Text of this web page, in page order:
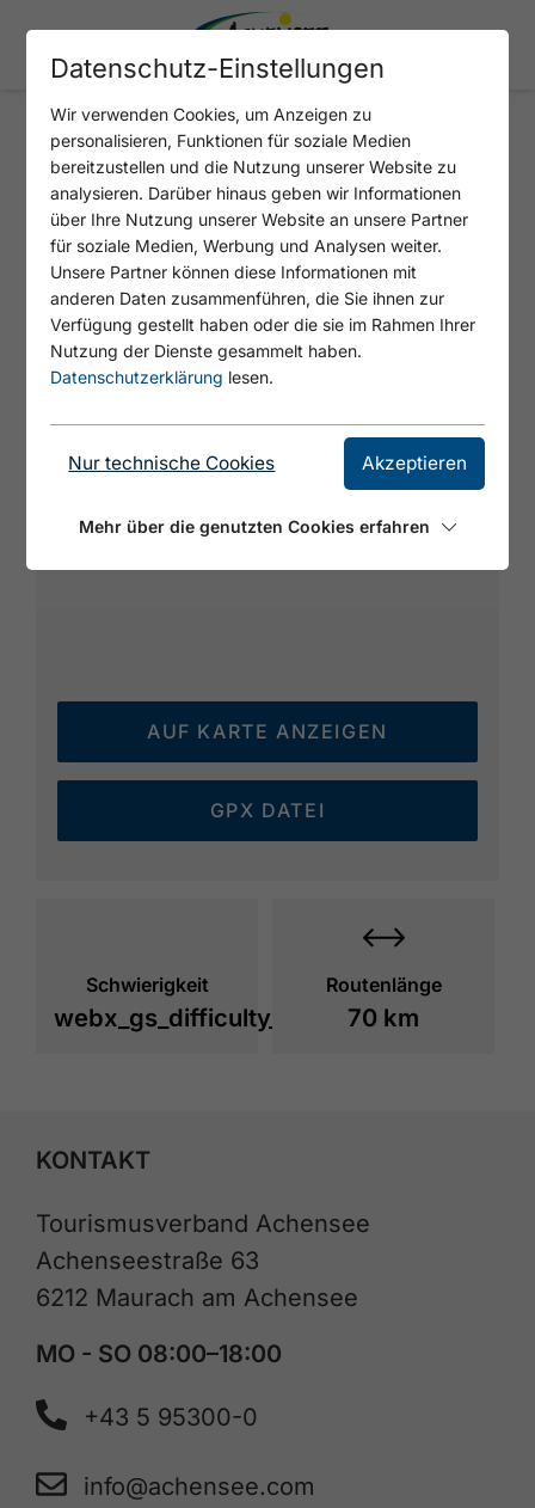
REBITSCHKANTE
Abwechslungsreiche Route aus den
Kletteranfängen von Matthias Rebitsch.
AUF KARTE ANZEIGEN
GPX DATEI
Schwierigkeit
webx_gs_difficulty_
Routenlänge
70 km
KONTAKT
Tourismusverband Achensee
Achenseestraße 63
6212 Maurach am Achensee
MO - SO 08:00–18:00
+43 5 95300-0
info@achensee.com
Datenschutz-Einstellungen
Wir verwenden Cookies, um Anzeigen zu
personalisieren, Funktionen für soziale Medien
bereitzustellen und die Nutzung unserer Website zu
analysieren. Darüber hinaus geben wir Informationen
über Ihre Nutzung unserer Website an unsere Partner
für soziale Medien, Werbung und Analysen weiter.
Unsere Partner können diese Informationen mit
anderen Daten zusammenführen, die Sie ihnen zur
Verfügung gestellt haben oder die sie im Rahmen Ihrer
Nutzung der Dienste gesammelt haben.
Datenschutzerklärung lesen.
Nur technische Cookies Akzeptieren
Mehr über die genutzten Cookies erfahren